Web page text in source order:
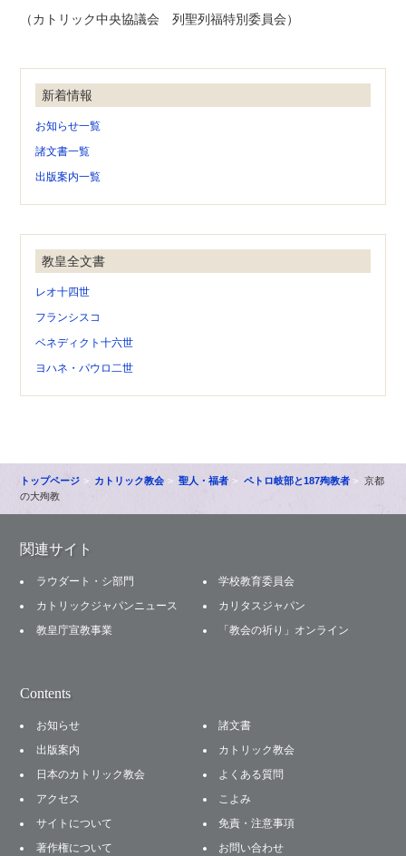
（カトリック中央協議会 列聖列福特別委員会）
新着情報
お知らせ一覧
諸文書一覧
出版案内一覧
教皇全文書
レオ十四世
フランシスコ
ベネディクト十六世
ヨハネ・パウロ二世
トップページ カトリック教会 聖人・福者 ペトロ岐部と187殉教者
京都
の大殉教
関連サイト
ラウダート・シ部門
学校教育委員会
カトリックジャパンニュース
カリタスジャパン
教皇庁宣教事業
「教会の祈り」オンライン
Contents
お知らせ
諸文書
出版案内
カトリック教会
日本のカトリック教会
よくある質問
アクセス
こよみ
サイトについて
免責・注意事項
著作権について
お問い合わせ